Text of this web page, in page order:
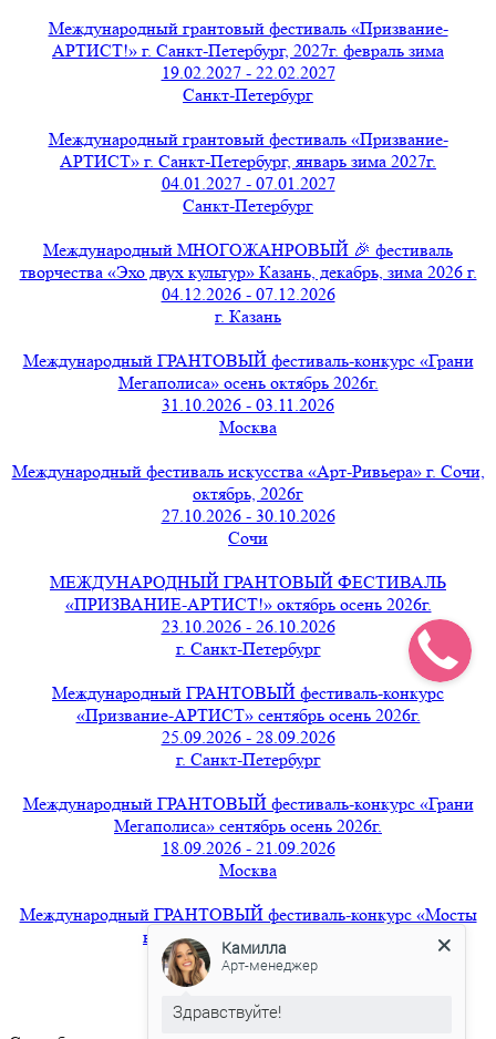
Международный грантовый фестиваль «Призвание-
АРТИСТ!» г. Санкт-Петербург, 2027г. февраль зима
19.02.2027 - 22.02.2027
Санкт-Петербург
Международный грантовый фестиваль «Призвание-
АРТИСТ» г. Санкт-Петербург, январь зима 2027г.
04.01.2027 - 07.01.2027
Санкт-Петербург
Международный МНОГОЖАНРОВЫЙ 🎉 фестиваль
творчества «Эхо двух культур» Казань, декабрь, зима 2026 г.
04.12.2026 - 07.12.2026
г. Казань
Международный ГРАНТОВЫЙ фестиваль-конкурс «Грани
Мегаполиса» осень октябрь 2026г.
31.10.2026 - 03.11.2026
Москва
Международный фестиваль искусства «Арт-Ривьера» г. Сочи,
октябрь, 2026г
27.10.2026 - 30.10.2026
Сочи
МЕЖДУНАРОДНЫЙ ГРАНТОВЫЙ ФЕСТИВАЛЬ
«ПРИЗВАНИЕ-АРТИСТ!» октябрь осень 2026г.
23.10.2026 - 26.10.2026
г. Санкт-Петербург
Международный ГРАНТОВЫЙ фестиваль-конкурс
«Призвание-АРТИСТ» сентябрь осень 2026г.
25.09.2026 - 28.09.2026
г. Санкт-Петербург
Международный ГРАНТОВЫЙ фестиваль-конкурс «Грани
Мегаполиса» сентябрь осень 2026г.
18.09.2026 - 21.09.2026
Москва
Международный ГРАНТОВЫЙ фестиваль-конкурс «Мосты
вдохновения» август 2026г.
21.08.2026 - 24.08.2026
г. Санкт-Петербург
Камилла
Арт-менеджер
Здравствуйте!